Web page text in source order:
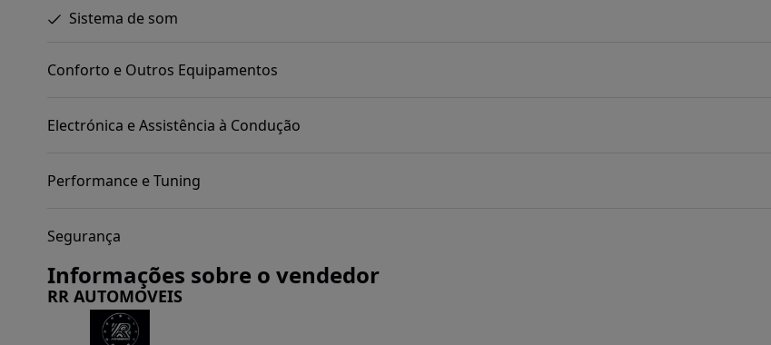
Sistema de som
Conforto e Outros Equipamentos
Electrónica e Assistência à Condução
Performance e Tuning
Segurança
Informações sobre o vendedor
RR AUTOMOVEIS